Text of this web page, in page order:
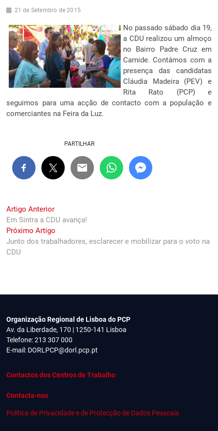
21 de Setembro de 2015
No passado sábado dia 19,
a CDU realizou um almoço
no Bairro Padre Cruz em
Carnide. Contámos com a
presença das candidatas
Cláudia Madeira (PEV) e
Rita Rato (PCP) e
seguimos para uma acção de contacto com a população e
comerciantes na Feira da Luz.
PARTILHAR
Navegação
de
artigos
Artigo AnteriorPrevious
post:
Em Sintra a CDU avança!
Próximo Artigo
post:
Junto dos trabalhadores, esclarecer e mobilizar para o voto na
CDU
Organização Regional de Lisboa do PCP
Av. da Liberdade, 170 | 1250-141 Lisboa
Telefone: 213 307 000
E-mail: DORLPCP@dorl.pcp.pt
Contactos dos Centros de Trabalho
Contacta-nos
Política de Privacidade e de Protecção de Dados Pessoais